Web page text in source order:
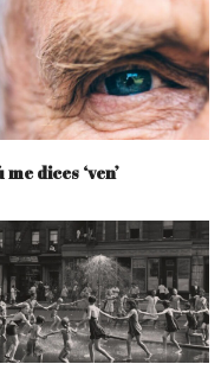
me dices ‘ven’